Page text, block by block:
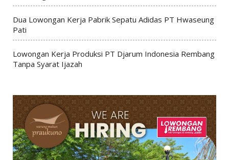
Dua Lowongan Kerja Pabrik Sepatu Adidas PT Hwaseung
Pati
Lowongan Kerja Produksi PT Djarum Indonesia Rembang
Tanpa Syarat Ijazah